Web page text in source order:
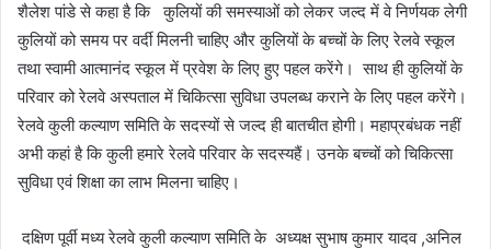
शैलेश पांडे से कहा है कि कुलियों की समस्याओं को लेकर जल्द में वे निर्णयक लेगी ‌
कुलियों को समय पर वर्दी मिलनी चाहिए और कुलियों के बच्चों के लिए रेलवे स्कूल
तथा स्वामी आत्मानंद स्कूल में प्रवेश के लिए हुए पहल करेंगे। साथ ही कुलियों के
परिवार को रेलवे अस्पताल में चिकित्सा सुविधा उपलब्ध कराने के लिए पहल करेंगे।
रेलवे कुली कल्याण समिति के सदस्यों से जल्द ही बातचीत होगी। महाप्रबंधक नहीं
अभी कहां है कि कुली हमारे रेलवे परिवार के सदस्यहैं। उनके बच्चों को चिकित्सा
सुविधा एवं शिक्षा का लाभ मिलना चाहिए।
दक्षिण पूर्वी मध्य रेलवे कुली कल्याण समिति के अध्यक्ष सुभाष कुमार यादव ,अनिल